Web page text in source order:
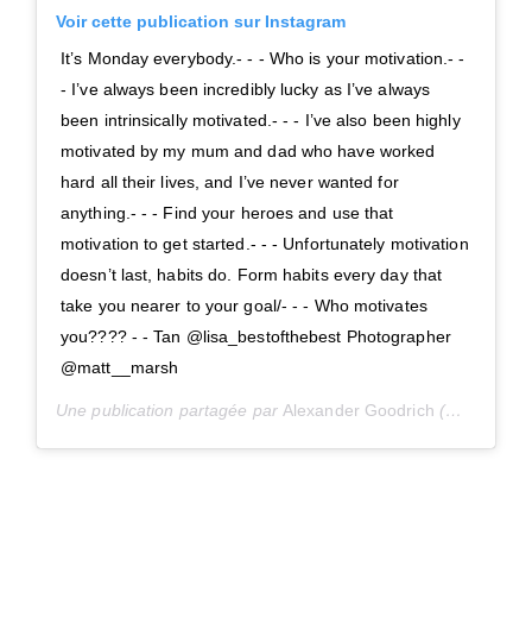
Voir cette publication sur Instagram
It’s Monday everybody.- - - Who is your motivation.- -
- I’ve always been incredibly lucky as I’ve always
been intrinsically motivated.- - - I’ve also been highly
motivated by my mum and dad who have worked
hard all their lives, and I’ve never wanted for
anything.- - - Find your heroes and use that
motivation to get started.- - - Unfortunately motivation
doesn’t last, habits do. Form habits every day that
take you nearer to your goal/- - - Who motivates
you???? - - Tan @lisa_bestofthebest Photographer
@matt__marsh
Une publication partagée par Alexander Goodrich (@a_goodrich_fitness) le